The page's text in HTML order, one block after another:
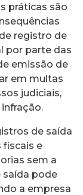
práticas são
registro de
por parte das
emissão de
em multas
judiciais,
de saída
fiscais e
sem a
saída pode
a empresa